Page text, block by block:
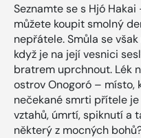
Seznamte se s Hjó
můžete koupit smolný
nepřátele. Smůla se
když je na její vesnici
bratrem uprchnout. Lék
ostrov Onogoró – místo,
nečekané smrti přítele
vztahů, úmrtí, spiknutí a
některý z mocných